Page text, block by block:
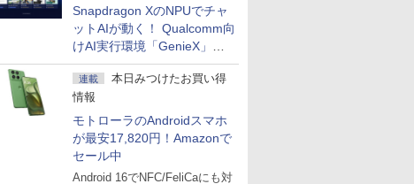
Snapdragon XのNPUでチャ
ットAIが動く！ Qualcomm向
けAI実行環境「GenieX」を
試してみた
連載
本日みつけたお買い得
情報
モトローラのAndroidスマホ
が最安17,820円！Amazonで
セール中
Android 16でNFC/FeliCaにも対